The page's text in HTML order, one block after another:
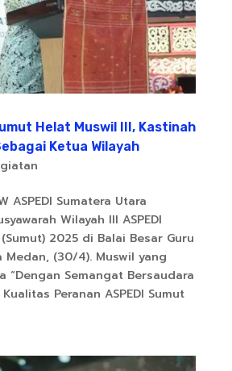
Helat Muswil III, Kastinah
Ketua Wilayah
ASPEDI Sumatera Utara
Wilayah III ASPEDI
2025 di Balai Besar Guru
Medan, (30/4). Muswil yang
“Dengan Semangat Bersaudara
Peranan ASPEDI Sumut